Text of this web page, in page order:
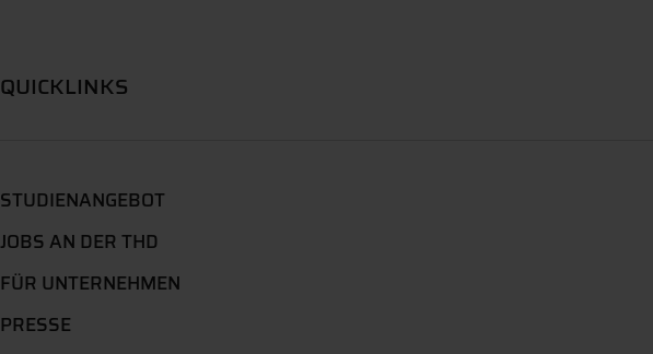
QUICKLINKS
STUDIENANGEBOT
JOBS AN DER THD
FÜR UNTERNEHMEN
PRESSE